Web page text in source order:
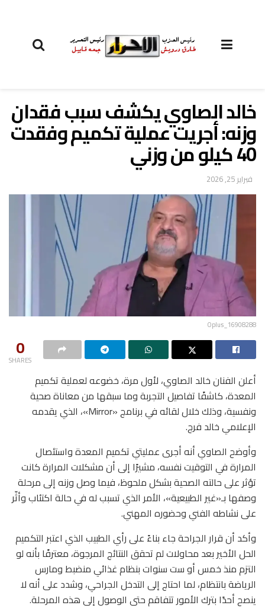
خالد الصاوي يكشف سبب فقدان
وزنه: أجريت عملية تكميم وفقدت
40 كيلو من وزني
فبراير 25, 2026
Oplus_16908288
0
SHARES
أعلن الفنان خالد الصاوي، لأول مرة، خضوعه لعملية تكميم
المعدة، كاشفًا تفاصيل التجربة وما سبقها من معاناة صحية
ونفسية، وذلك خلال لقائه في برنامج «Mirror»، الذي يقدمه
الإعلامي خالد فرج.
وأوضح الصاوي أنه أجرى عمليتي تكميم المعدة واستئصال
المرارة في التوقيت نفسه، مشيرًا إلى أن مشكلات المرارة كانت
تؤثر على حالته الصحية بشكل ملحوظ، فيما وصل وزنه إلى مرحلة
وصفها بـ«غير الطبيعية»، الأمر الذي تسبب له في حالة اكتئاب وأثّر
على نشاطه الفني وحضوره المهني.
وأكد أن قرار الجراحة جاء بناءً على رأي الطبيب الذي اعتبر التكميم
الحل الأخير بعد محاولات لم تحقق النتائج المرجوة، معترفًا بأنه لو
التزم منذ خمس أو ست سنوات بنظام غذائي منضبط ومارس
الرياضة بانتظام، لما احتاج إلى التدخل الجراحي، وشدد على أنه لا
ينصح أحدًا بترك الأمور تتفاقم حتى الوصول إلى هذه المرحلة.